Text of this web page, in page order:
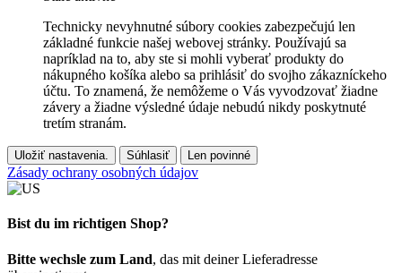
Technicky nevyhnutné súbory cookies zabezpečujú len
základné funkcie našej webovej stránky. Používajú sa
napríklad na to, aby ste si mohli vyberať produkty do
nákupného košíka alebo sa prihlásiť do svojho zákazníckeho
účtu. To znamená, že nemôžeme o Vás vyvodzovať žiadne
závery a žiadne výsledné údaje nebudú nikdy poskytnuté
tretím stranám.
Uložiť nastavenia. Súhlasiť Len povinné
Zásady ochrany osobných údajov
Bist du im richtigen Shop?
Bitte wechsle zum Land, das mit deiner Lieferadresse